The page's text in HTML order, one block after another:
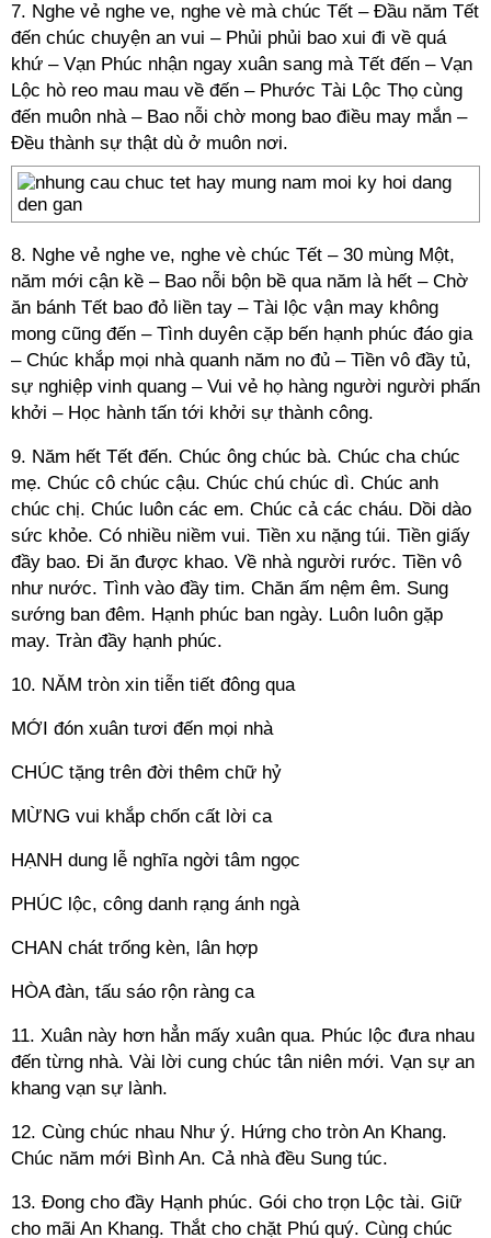
7. Nghe vẻ nghe ve, nghe vè mà chúc Tết – Đầu năm Tết
đến chúc chuyện an vui – Phủi phủi bao xui đi về quá
khứ – Vạn Phúc nhận ngay xuân sang mà Tết đến – Vạn
Lộc hò reo mau mau về đến – Phước Tài Lộc Thọ cùng
đến muôn nhà – Bao nỗi chờ mong bao điều may mắn –
Đều thành sự thật dù ở muôn nơi.
8. Nghe vẻ nghe ve, nghe vè chúc Tết – 30 mùng Một,
năm mới cận kề – Bao nỗi bộn bề qua năm là hết – Chờ
ăn bánh Tết bao đỏ liền tay – Tài lộc vận may không
mong cũng đến – Tình duyên cặp bến hạnh phúc đáo gia
– Chúc khắp mọi nhà quanh năm no đủ – Tiền vô đầy tủ,
sự nghiệp vinh quang – Vui vẻ họ hàng người người phấn
khởi – Học hành tấn tới khởi sự thành công.
9. Năm hết Tết đến. Chúc ông chúc bà. Chúc cha chúc
mẹ. Chúc cô chúc cậu. Chúc chú chúc dì. Chúc anh
chúc chị. Chúc luôn các em. Chúc cả các cháu. Dồi dào
sức khỏe. Có nhiều niềm vui. Tiền xu nặng túi. Tiền giấy
đầy bao. Đi ăn được khao. Về nhà người rước. Tiền vô
như nước. Tình vào đầy tim. Chăn ấm nệm êm. Sung
sướng ban đêm. Hạnh phúc ban ngày. Luôn luôn gặp
may. Tràn đầy hạnh phúc.
10. NĂM tròn xin tiễn tiết đông qua
MỚI đón xuân tươi đến mọi nhà
CHÚC tặng trên đời thêm chữ hỷ
MỪNG vui khắp chốn cất lời ca
HẠNH dung lễ nghĩa ngời tâm ngọc
PHÚC lộc, công danh rạng ánh ngà
CHAN chát trống kèn, lân hợp
HÒA đàn, tấu sáo rộn ràng ca
11. Xuân này hơn hẳn mấy xuân qua. Phúc lộc đưa nhau
đến từng nhà. Vài lời cung chúc tân niên mới. Vạn sự an
khang vạn sự lành.
12. Cùng chúc nhau Như ý. Hứng cho tròn An Khang.
Chúc năm mới Bình An. Cả nhà đều Sung túc.
13. Đong cho đầy Hạnh phúc. Gói cho trọn Lộc tài. Giữ
cho mãi An Khang. Thắt cho chặt Phú quý. Cùng chúc